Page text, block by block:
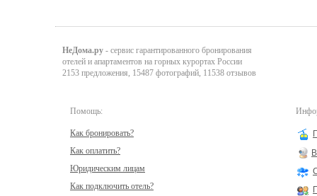
НеДома.ру - сервис гарантированного бронирования
отелей и апартаментов на горных курортах России
2153 предложения, 15487 фотографий, 11538 отзывов
Помощь:
Как бронировать?
Как оплатить?
Юридическим лицам
Как подключить отель?